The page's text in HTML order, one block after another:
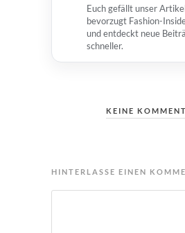
Euch gefällt unser
bevorzugt Fashion-
und entdeckt neue
schneller.
KEINE
HINTERLASSE EINEN